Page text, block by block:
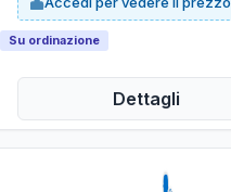
Su ordinazione
Dettagli